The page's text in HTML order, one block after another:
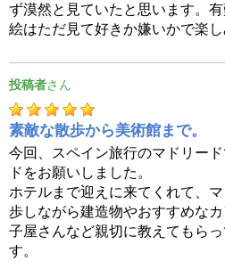
ず漠然と見ていたと思います。有
絵はただ見て好きか嫌いかで楽
投稿者
素敵な散歩から美術館まで。
今回、スペイン旅行のマドリー
ドをお願いしました。
ホテルまで迎えに来てくれて、
歩しながら建造物やおすすめな
子屋さんなど親切に教えてもら
す。